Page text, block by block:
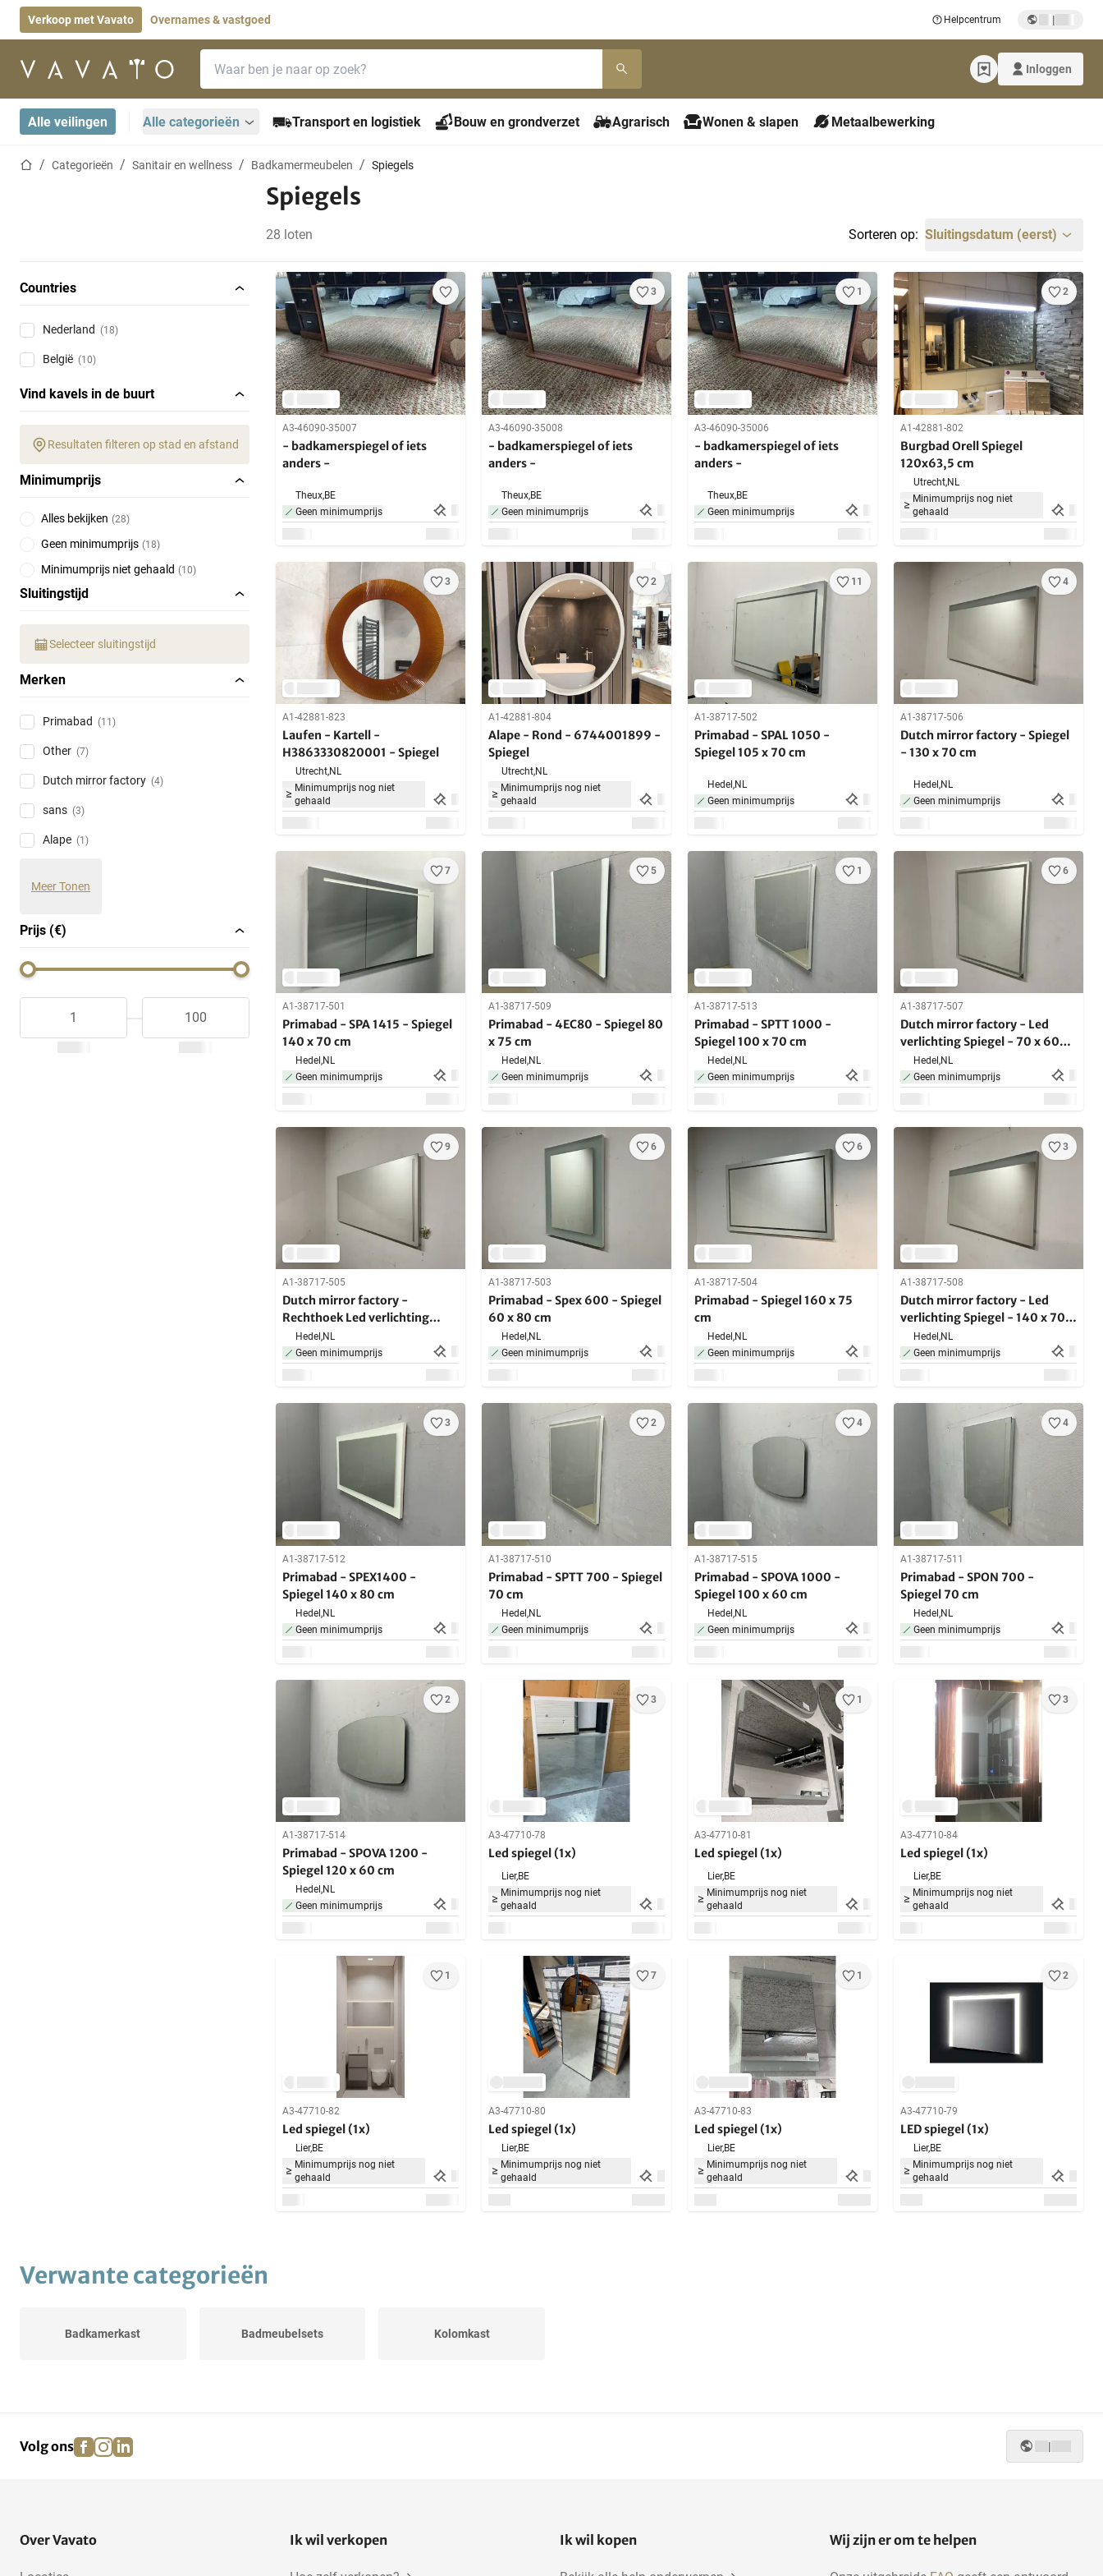
Verkoop met Vavato Overnames & vastgoed Helpcentrum |
Startpagina Inloggen
Alle veilingen Alle categorieën Transport en logistiek Bouw en grondverzet Agrarisch Wonen & slapen Metaalbewerking
StartpaginaCategorieën Sanitair en wellness Badkamermeubelen Spiegels
Spiegels
28 loten Sorteren op: Sluitingsdatum (eerst)
Countries
Nederland (18)
België (10)
Vind kavels in de buurt
Resultaten filteren op stad en afstand
Minimumprijs
Alles bekijken (28)
Geen minimumprijs (18)
Minimumprijs niet gehaald (10)
Sluitingstijd
Selecteer sluitingstijd
Merken
Primabad (11)
Other (7)
Dutch mirror factory (4)
sans (3)
Alape (1)
Meer Tonen
Prijs (€)
A3-46090-35007
- badkamerspiegel of iets
anders -
Theux,BE
Geen minimumprijs
3
A3-46090-35008
- badkamerspiegel of iets
anders -
Theux,BE
Geen minimumprijs
1
A3-46090-35006
- badkamerspiegel of iets
anders -
Theux,BE
Geen minimumprijs
2
A1-42881-802
Burgbad Orell Spiegel
120x63,5 cm
Utrecht,NL
Minimumprijs nog niet
gehaald
3
A1-42881-823
Laufen - Kartell -
H3863330820001 - Spiegel
Utrecht,NL
Minimumprijs nog niet
gehaald
2
A1-42881-804
Alape - Rond - 6744001899 -
Spiegel
Utrecht,NL
Minimumprijs nog niet
gehaald
11
A1-38717-502
Primabad - SPAL 1050 -
Spiegel 105 x 70 cm
Hedel,NL
Geen minimumprijs
4
A1-38717-506
Dutch mirror factory - Spiegel
- 130 x 70 cm
Hedel,NL
Geen minimumprijs
7
A1-38717-501
Primabad - SPA 1415 - Spiegel
140 x 70 cm
Hedel,NL
Geen minimumprijs
5
A1-38717-509
Primabad - 4EC80 - Spiegel 80
x 75 cm
Hedel,NL
Geen minimumprijs
1
A1-38717-513
Primabad - SPTT 1000 -
Spiegel 100 x 70 cm
Hedel,NL
Geen minimumprijs
6
A1-38717-507
Dutch mirror factory - Led
verlichting Spiegel - 70 x 60
cmHedel,NL
Geen minimumprijs
9
A1-38717-505
Dutch mirror factory -
Rechthoek Led verlichting
Spiegel 160 x 70 cm
Hedel,NL
Geen minimumprijs
6
A1-38717-503
Primabad - Spex 600 - Spiegel
60 x 80 cm
Hedel,NL
Geen minimumprijs
6
A1-38717-504
Primabad - Spiegel 160 x 75
cm
Hedel,NL
Geen minimumprijs
3
A1-38717-508
Dutch mirror factory - Led
verlichting Spiegel - 140 x 70
cmHedel,NL
Geen minimumprijs
3
A1-38717-512
Primabad - SPEX1400 -
Spiegel 140 x 80 cm
Hedel,NL
Geen minimumprijs
2
A1-38717-510
Primabad - SPTT 700 - Spiegel
70 cm
Hedel,NL
Geen minimumprijs
4
A1-38717-515
Primabad - SPOVA 1000 -
Spiegel 100 x 60 cm
Hedel,NL
Geen minimumprijs
4
A1-38717-511
Primabad - SPON 700 -
Spiegel 70 cm
Hedel,NL
Geen minimumprijs
2
A1-38717-514
Primabad - SPOVA 1200 -
Spiegel 120 x 60 cm
Hedel,NL
Geen minimumprijs
3
A3-47710-78
Led spiegel (1x)
Lier,BE
Minimumprijs nog niet
gehaald
1
A3-47710-81
Led spiegel (1x)
Lier,BE
Minimumprijs nog niet
gehaald
3
A3-47710-84
Led spiegel (1x)
Lier,BE
Minimumprijs nog niet
gehaald
1
A3-47710-82
Led spiegel (1x)
Lier,BE
Minimumprijs nog niet
gehaald
7
A3-47710-80
Led spiegel (1x)
Lier,BE
Minimumprijs nog niet
gehaald
1
A3-47710-83
Led spiegel (1x)
Lier,BE
Minimumprijs nog niet
gehaald
2
A3-47710-79
LED spiegel (1x)
Lier,BE
Minimumprijs nog niet
gehaald
Verwante categorieën
Badkamerkast Badmeubelsets Kolomkast
Volg ons facebook
instagram
linkedin |
Over Vavato Ik wil verkopen Ik wil kopen Wij zijn er om te helpen